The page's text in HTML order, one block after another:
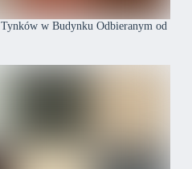
w Budynku Odbieranym od